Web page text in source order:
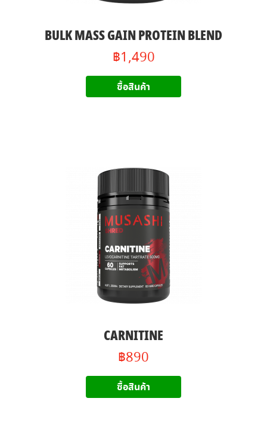
BULK MASS GAIN PROTEIN BLEND
฿1,490
ซื้อสินค้า
CARNITINE
฿890
ซื้อสินค้า